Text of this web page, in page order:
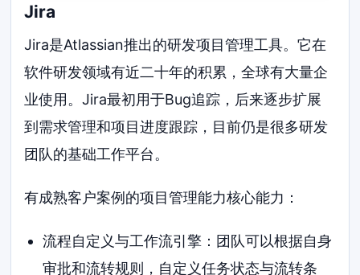
Jira
Jira是Atlassian推出的研发项目管理工具。它在
软件研发领域有近二十年的积累，全球有大量企
业使用。Jira最初用于Bug追踪，后来逐步扩展
到需求管理和项目进度跟踪，目前仍是很多研发
团队的基础工作平台。
有成熟客户案例的项目管理能力核心能力：
流程自定义与工作流引擎：团队可以根据自身
审批和流转规则，自定义任务状态与流转条